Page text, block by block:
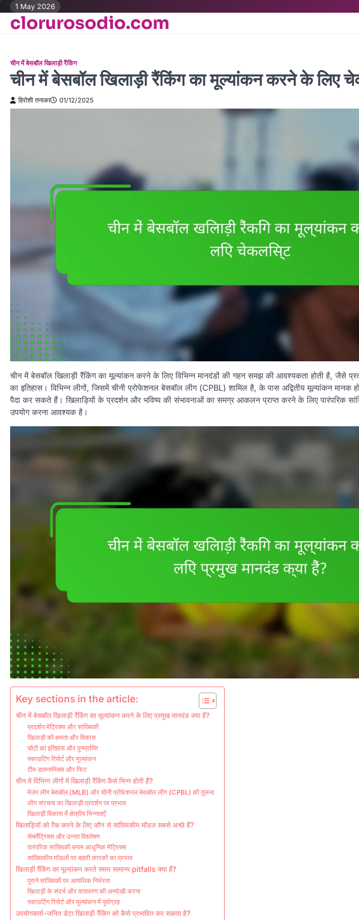
Skip
content
1 May 2026
clorurosodio.com
चीन में बेसबॉल खिलाड़ी रैंकिंग
चीन में बेसबॉल खिलाड़ी रैंकिंग का मूल्यांकन करने के लिए
हिरोशी तनाका 01/12/2025
चीन में बेसबॉल खिलाड़ी रैंकिंग का मूल्यांकन करने के लिए विभिन्न मानदंडों की गहन समझ की आवश्यकता होती है, जैसे
का इतिहास। विभिन्न लीगों, जिसमें चीनी प्रोफेशनल बेसबॉल लीग (CPBL) शामिल है, के पास अद्वितीय मूल्यांकन मानक
पैदा कर सकते हैं। खिलाड़ियों के प्रदर्शन और भविष्य की संभावनाओं का समग्र आकलन प्राप्त करने के लिए पारंपरिक
उपयोग करना आवश्यक है।
Key sections in the article:
चीन में बेसबॉल खिलाड़ी रैंकिंग का मूल्यांकन करने के लिए प्रमुख मानदंड क्या हैं?
प्रदर्शन मेट्रिक्स और सांख्यिकी
खिलाड़ी की क्षमता और विकास
चोटों का इतिहास और पुनर्प्राप्ति
स्काउटिंग रिपोर्ट और मूल्यांकन
टीम डायनामिक्स और फिट
चीन में विभिन्न लीगों में खिलाड़ी रैंकिंग कैसे भिन्न होती हैं?
मेजर लीग बेसबॉल (MLB) और चीनी प्रोफेशनल बेसबॉल लीग (CPBL) की तुलना
लीग संरचना का खिलाड़ी प्रदर्शन पर प्रभाव
खिलाड़ी विकास में क्षेत्रीय भिन्नताएँ
खिलाड़ियों को रैंक करने के लिए कौन से सांख्यिकीय मॉडल सबसे अच्छे हैं?
सेबर्मेट्रिक्स और उन्नत विश्लेषण
पारंपरिक सांख्यिकी बनाम आधुनिक मेट्रिक्स
सांख्यिकीय मॉडलों पर बाहरी कारकों का प्रभाव
खिलाड़ी रैंकिंग का मूल्यांकन करते समय सामान्य pitfalls क्या हैं?
पुराने सांख्यिकी पर अत्यधिक निर्भरता
खिलाड़ी के संदर्भ और वातावरण की अनदेखी करना
स्काउटिंग रिपोर्ट और मूल्यांकन में पूर्वाग्रह
उपयोगकर्ता-जनित डेटा खिलाड़ी रैंकिंग को कैसे प्रभावित कर सकता है?